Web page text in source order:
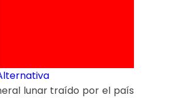
lunar traído por el país